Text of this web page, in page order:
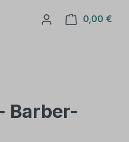
0,00 €
Barber-